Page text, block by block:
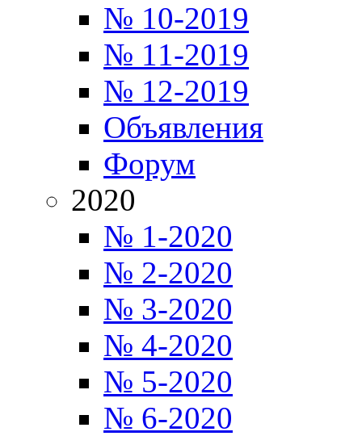
№ 10-2019
№ 11-2019
№ 12-2019
Объявления
Форум
2020
№ 1-2020
№ 2-2020
№ 3-2020
№ 4-2020
№ 5-2020
№ 6-2020